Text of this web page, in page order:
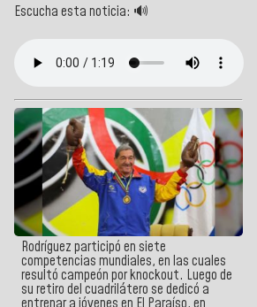
Escucha esta noticia: 🔊
Rodríguez participó en siete
competencias mundiales, en las cuales
resultó campeón por knockout. Luego de
su retiro del cuadrilátero se dedicó a